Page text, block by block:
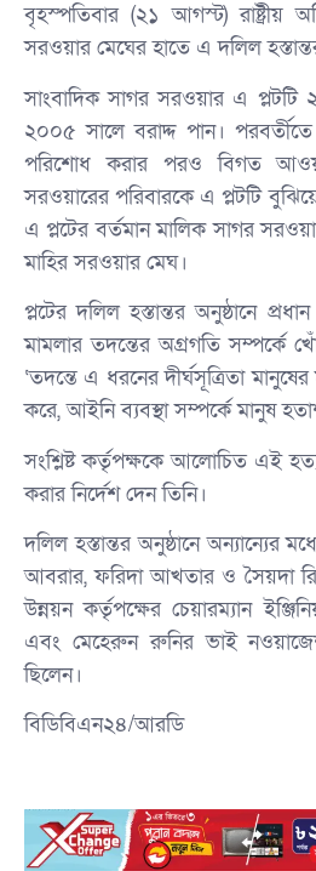
বৃহস্পতিবার (২১ আগস্ট) রাষ্ট্রীয়
সরওয়ার মেঘের হাতে এ দলিল
সাংবাদিক সাগর সরওয়ার এ
২০০৫ সালে বরাদ্দ পান।
পরিশোধ করার পরও বিগত
সরওয়ারের পরিবারকে এ প্লটটি
এ প্লটের বর্তমান মালিক সাগর
মাহির সরওয়ার মেঘ।
প্লটের দলিল হস্তান্তর অনুষ্ঠানে
মামলার তদন্তের অগ্রগতি সম্পর্কে
‘তদন্তে এ ধরনের দীর্ঘসূত্রিতা
করে, আইনি ব্যবস্থা সম্পর্কে মানুষ
সংশ্লিষ্ট কর্তৃপক্ষকে আলোচিত এই
করার নির্দেশ দেন তিনি।
দলিল হস্তান্তর অনুষ্ঠানে অন্যান্যের
আবরার, ফরিদা আখতার ও সৈয়দা
উন্নয়ন কর্তৃপক্ষের চেয়ারম্যান
এবং মেহেরুন রুনির ভাই
ছিলেন।
বিডিবিএন২৪/আরডি